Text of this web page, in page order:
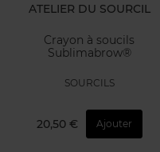
ATELIER DU SOURCIL
Crayon à soucils
Sublimabrow®
SOURCILS
20,50 € Ajouter